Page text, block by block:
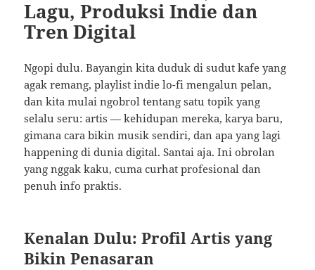
Lagu, Produksi Indie dan
Tren Digital
Ngopi dulu. Bayangin kita duduk di sudut kafe yang
agak remang, playlist indie lo-fi mengalun pelan,
dan kita mulai ngobrol tentang satu topik yang
selalu seru: artis — kehidupan mereka, karya baru,
gimana cara bikin musik sendiri, dan apa yang lagi
happening di dunia digital. Santai aja. Ini obrolan
yang nggak kaku, cuma curhat profesional dan
penuh info praktis.
Kenalan Dulu: Profil Artis yang
Bikin Penasaran